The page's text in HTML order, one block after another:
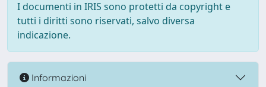
I documenti in IRIS sono protetti da copyright e
tutti i diritti sono riservati, salvo diversa
indicazione.
Informazioni